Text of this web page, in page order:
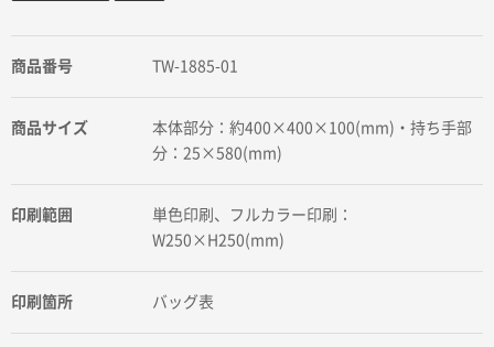
商品番号 TW-1885-01
商品サイズ
本体部分：約400×400×100(mm)・持ち手部
分：25×580(mm)
印刷範囲
単色印刷、フルカラー印刷：
W250×H250(mm)
印刷箇所 バッグ表